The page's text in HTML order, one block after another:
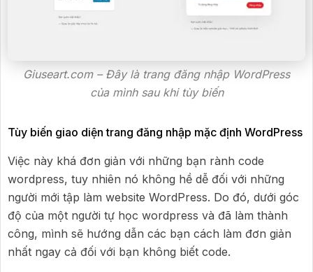
Giuseart.com – Đây là trang đăng nhập WordPress
của mình sau khi tùy biến
Tùy biến giao diện trang đăng nhập mặc định WordPress
Việc này khá đơn giản với những bạn rành code
wordpress, tuy nhiên nó không hề dễ đối với những
người mới tập làm website WordPress. Do đó, dưới góc
độ của một người tự học wordpress và đã làm thành
công, mình sẽ hướng dẫn các bạn cách làm đơn giản
nhất ngay cả đối với bạn không biết code.